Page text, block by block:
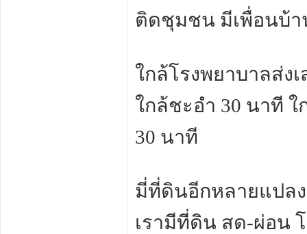
ติดชุมชน มีเพื่อนบ้า
ใกล้โรงพยาบาลส่ง
ใกล้ชะอำ 30 นาที
30 นาที
มี่ที่ดินอีกหลายแปล
เรามีที่ดิน สด-ผ่อน